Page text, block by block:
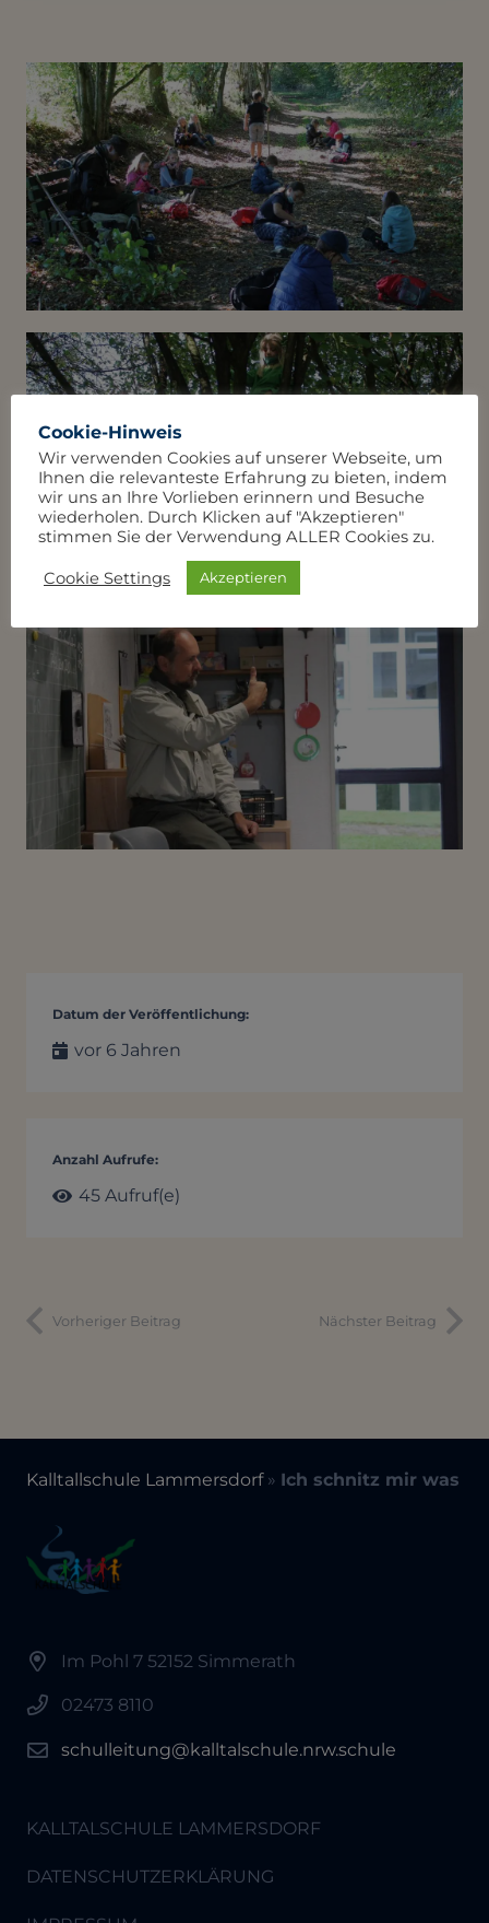
Datum der Veröffentlichung:
vor 6 Jahren
Anzahl Aufrufe:
45 Aufruf(e)
Vorheriger Beitrag Nächster Beitrag
Kalltallschule Lammersdorf» Ich schnitz mir was
Im Pohl 7 52152 Simmerath
02473 8110
schulleitung@kalltalschule.nrw.schule
KALLTALSCHULE LAMMERSDORF
DATENSCHUTZERKLÄRUNG
Cookie-Hinweis
Wir verwenden Cookies auf unserer Webseite, um
Ihnen die relevanteste Erfahrung zu bieten, indem
wir uns an Ihre Vorlieben erinnern und Besuche
wiederholen. Durch Klicken auf "Akzeptieren"
stimmen Sie der Verwendung ALLER Cookies zu.
Cookie Settings Akzeptieren